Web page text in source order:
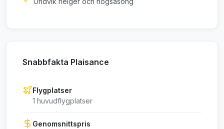
Snabbfakta Plaisance
Flygplatser
1 huvudflygplatser
Genomsnittspris